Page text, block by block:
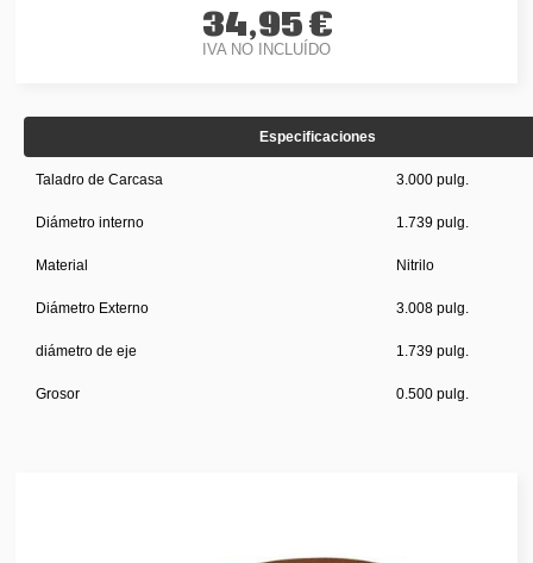
34,95 €
IVA NO INCLUÍDO
Especificaciones
Taladro de Carcasa 3.000 pulg.
Diámetro interno 1.739 pulg.
Material Nitrilo
Diámetro Externo 3.008 pulg.
diámetro de eje 1.739 pulg.
Grosor 0.500 pulg.